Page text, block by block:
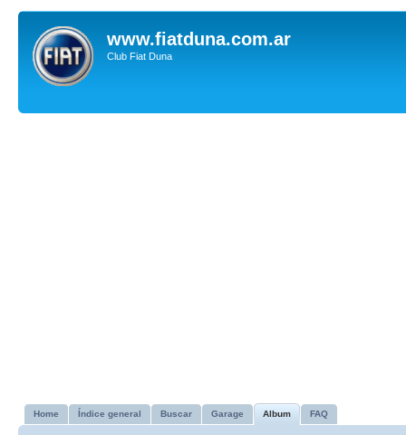
www.fiatduna.com.ar
Club Fiat Duna
Home Índice general Buscar Garage Album FAQ